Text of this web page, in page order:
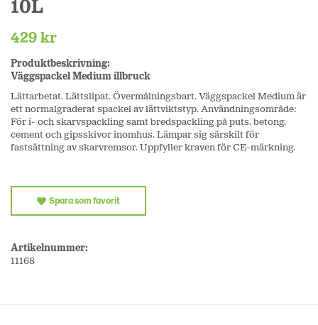
10L
429 kr
Produktbeskrivning:
Väggspackel Medium illbruck
Lättarbetat. Lättslipat. Övermålningsbart. Väggspackel Medium är
ett normalgraderat spackel av lättviktstyp. Användningsområde:
För i- och skarvspackling samt bredspackling på puts, betong,
cement och gipsskivor inomhus. Lämpar sig särskilt för
fastsättning av skarvremsor. Uppfyller kraven för CE-märkning.
Spara som favorit
Artikelnummer:
11168